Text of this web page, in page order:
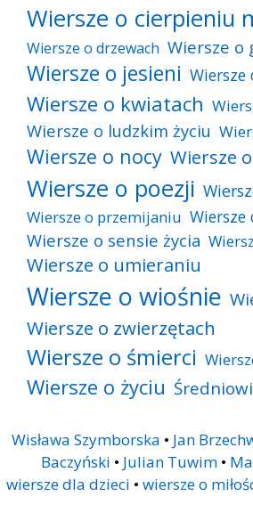
Wiersze o cierpieniu
Wiersze o drzewach Wiersze o
Wiersze o jesieni Wiersze
Wiersze o kwiatach
Wiersze o ludzkim życiu
Wiersze o nocy Wiersze
Wiersze o poezji
Wiersze o przemijaniu Wiersze
Wiersze o sensie życia
Wiersze o umieraniu
Wiersze o wiośnie
Wiersze o zwierzętach
Wiersze o śmierci
Wiersze o życiu
Wisława Szymborska • Jan
Baczyński • Julian Tuwim•
wiersze dla dzieci • wiersze o